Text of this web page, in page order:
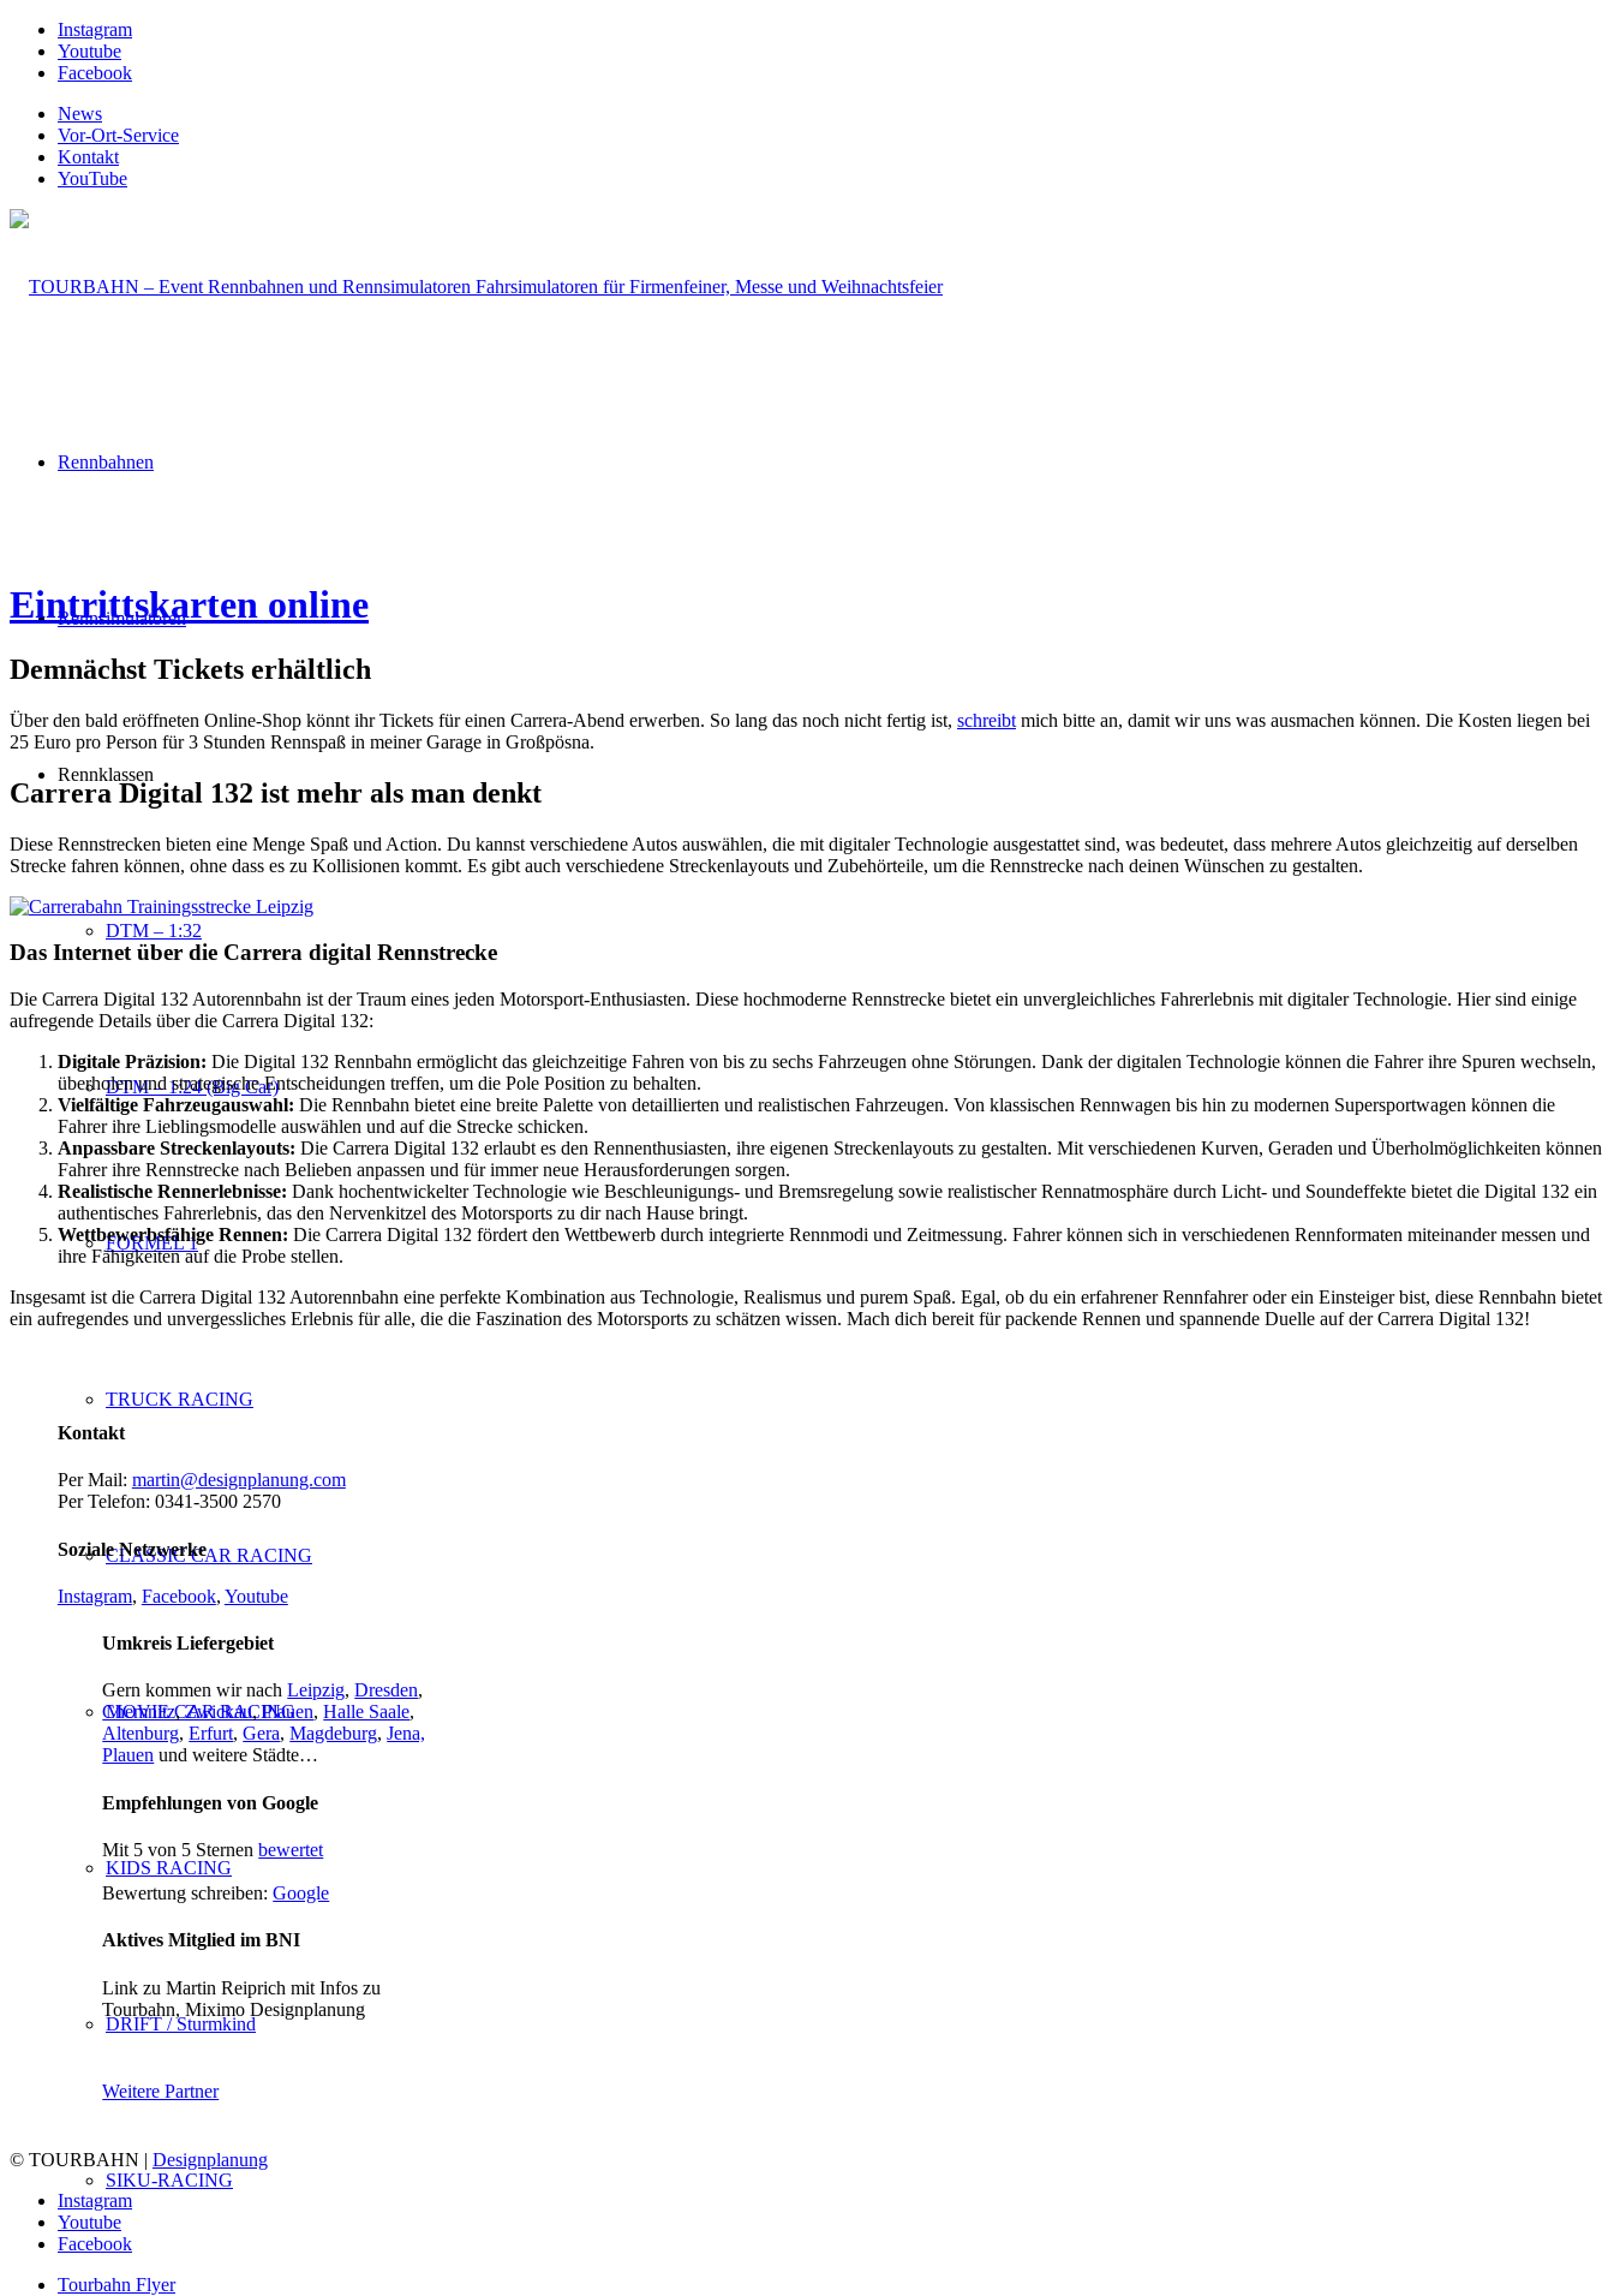
Instagram
Youtube
Facebook
News
Vor-Ort-Service
Kontakt
YouTube
Rennbahnen
Rennsimulatoren
Rennklassen
DTM – 1:32
DTM – 1:24 (Big Car)
FORMEL 1
TRUCK RACING
CLASSIC CAR RACING
MOVIE CAR RACING
KIDS RACING
DRIFT / Sturmkind
SIKU-RACING
Eintrittskarten online
Demnächst Tickets erhältlich
Über den bald eröffneten Online-Shop könnt ihr Tickets für einen Carrera-Abend erwerben. So lang das noch nicht fertig ist, schreibt mich bitte an, damit wir uns was ausmachen können. Die Kosten liegen bei
25 Euro pro Person für 3 Stunden Rennspaß in meiner Garage in Großpösna.
Carrera Digital 132 ist mehr als man denkt
Diese Rennstrecken bieten eine Menge Spaß und Action. Du kannst verschiedene Autos auswählen, die mit digitaler Technologie ausgestattet sind, was bedeutet, dass mehrere Autos gleichzeitig auf derselben
Strecke fahren können, ohne dass es zu Kollisionen kommt. Es gibt auch verschiedene Streckenlayouts und Zubehörteile, um die Rennstrecke nach deinen Wünschen zu gestalten.
Das Internet über die Carrera digital Rennstrecke
Die Carrera Digital 132 Autorennbahn ist der Traum eines jeden Motorsport-Enthusiasten. Diese hochmoderne Rennstrecke bietet ein unvergleichliches Fahrerlebnis mit digitaler Technologie. Hier sind einige
aufregende Details über die Carrera Digital 132:
Digitale Präzision: Die Digital 132 Rennbahn ermöglicht das gleichzeitige Fahren von bis zu sechs Fahrzeugen ohne Störungen. Dank der digitalen Technologie können die Fahrer ihre Spuren wechseln,
überholen und strategische Entscheidungen treffen, um die Pole Position zu behalten.
Vielfältige Fahrzeugauswahl: Die Rennbahn bietet eine breite Palette von detaillierten und realistischen Fahrzeugen. Von klassischen Rennwagen bis hin zu modernen Supersportwagen können die
Fahrer ihre Lieblingsmodelle auswählen und auf die Strecke schicken.
Anpassbare Streckenlayouts: Die Carrera Digital 132 erlaubt es den Rennenthusiasten, ihre eigenen Streckenlayouts zu gestalten. Mit verschiedenen Kurven, Geraden und Überholmöglichkeiten können
Fahrer ihre Rennstrecke nach Belieben anpassen und für immer neue Herausforderungen sorgen.
Realistische Rennerlebnisse: Dank hochentwickelter Technologie wie Beschleunigungs- und Bremsregelung sowie realistischer Rennatmosphäre durch Licht- und Soundeffekte bietet die Digital 132 ein
authentisches Fahrerlebnis, das den Nervenkitzel des Motorsports zu dir nach Hause bringt.
Wettbewerbsfähige Rennen: Die Carrera Digital 132 fördert den Wettbewerb durch integrierte Rennmodi und Zeitmessung. Fahrer können sich in verschiedenen Rennformaten miteinander messen und
ihre Fähigkeiten auf die Probe stellen.
Insgesamt ist die Carrera Digital 132 Autorennbahn eine perfekte Kombination aus Technologie, Realismus und purem Spaß. Egal, ob du ein erfahrener Rennfahrer oder ein Einsteiger bist, diese Rennbahn bietet
ein aufregendes und unvergessliches Erlebnis für alle, die die Faszination des Motorsports zu schätzen wissen. Mach dich bereit für packende Rennen und spannende Duelle auf der Carrera Digital 132!
Kontakt
Per Mail: martin@designplanung.com
Per Telefon: 0341-3500 2570
Soziale Netzwerke
Instagram, Facebook, Youtube
Umkreis Liefergebiet
Gern kommen wir nachLeipzig,Dresden,
Chemnitz,Zwickau,Plauen,Halle Saale,
Altenburg,Erfurt,Gera,Magdeburg,Jena,
Plauen und weitere Städte…
Empfehlungen von Google
Mit 5 von 5 Sternenbewertet
Bewertung schreiben:Google
Aktives Mitglied im BNI
Link zu Martin Reiprich mit Infos zu
Tourbahn, Miximo Designplanung
Weitere Partner
© TOURBAHN | Designplanung
Instagram
Youtube
Facebook
Tourbahn Flyer